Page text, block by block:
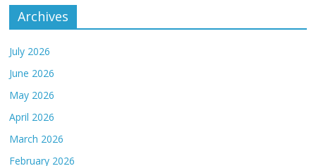
Archives
July 2026
June 2026
May 2026
April 2026
March 2026
February 2026